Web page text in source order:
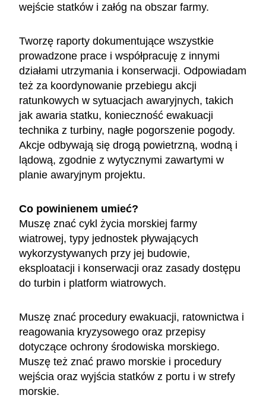
wejście statków i załóg na obszar farmy.
Tworzę raporty dokumentujące wszystkie
prowadzone prace i współpracuję z innymi
działami utrzymania i konserwacji. Odpowiadam
też za koordynowanie przebiegu akcji
ratunkowych w sytuacjach awaryjnych, takich
jak awaria statku, konieczność ewakuacji
technika z turbiny, nagłe pogorszenie pogody.
Akcje odbywają się drogą powietrzną, wodną i
lądową, zgodnie z wytycznymi zawartymi w
planie awaryjnym projektu.
Co powinienem umieć?
Muszę znać cykl życia morskiej farmy
wiatrowej, typy jednostek pływających
wykorzystywanych przy jej budowie,
eksploatacji i konserwacji oraz zasady dostępu
do turbin i platform wiatrowych.
Muszę znać procedury ewakuacji, ratownictwa i
reagowania kryzysowego oraz przepisy
dotyczące ochrony środowiska morskiego.
Muszę też znać prawo morskie i procedury
wejścia oraz wyjścia statków z portu i w strefy
morskie.